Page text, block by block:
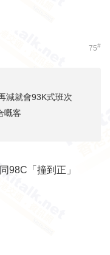
75#
減就會93K式班次
嘅客
98C「撞到正」